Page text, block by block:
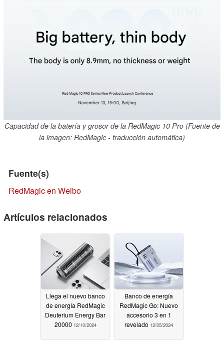
Capacidad de la batería y grosor de la RedMagic 10 Pro (Fuente de
la imagen: RedMagic - traducción automática)
Fuente(s)
RedMagic en Weibo
Artículos relacionados
Llega el nuevo banco
de energía RedMagic
Deuterium Energy Bar
20000 12/10/2024
Banco de energía
RedMagic Go: Nuevo
accesorio 3 en 1
revelado 12/05/2024